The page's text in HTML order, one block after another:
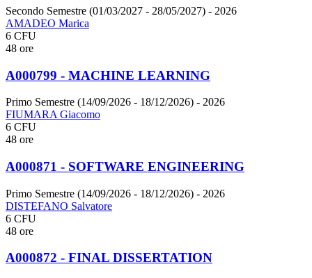
Secondo Semestre (01/03/2027 - 28/05/2027) - 2026
AMADEO Marica
6 CFU
48 ore
A000799 - MACHINE LEARNING
Primo Semestre (14/09/2026 - 18/12/2026) - 2026
FIUMARA Giacomo
6 CFU
48 ore
A000871 - SOFTWARE ENGINEERING
Primo Semestre (14/09/2026 - 18/12/2026) - 2026
DISTEFANO Salvatore
6 CFU
48 ore
A000872 - FINAL DISSERTATION